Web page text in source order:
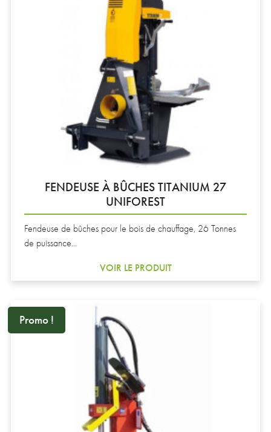
FENDEUSE À BÛCHES TITANIUM 27
UNIFOREST
Fendeuse de bûches pour le bois de chauffage, 26 Tonnes
de puissance...
VOIR LE PRODUIT
Promo !